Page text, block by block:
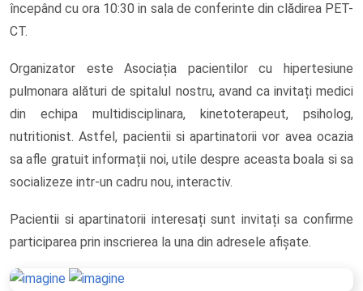
începând cu ora 10:30 in sala de conferinte din clădirea PET-
CT.
Organizator este Asociația pacientilor cu hipertesiune
pulmonara alături de spitalul nostru, avand ca invitați medici
din echipa multidisciplinara, kinetoterapeut, psiholog,
nutritionist. Astfel, pacientii si apartinatorii vor avea ocazia
sa afle gratuit informații noi, utile despre aceasta boala si sa
socializeze intr-un cadru nou, interactiv.
Pacientii si apartinatorii interesați sunt invitați sa confirme
participarea prin inscrierea la una din adresele afișate.